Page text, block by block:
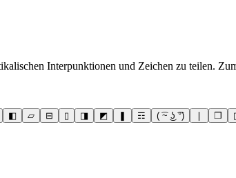
Interpunktionen und Zeichen zu teilen.
◧ ▱ ⊟ ▯ ◨ ◩ ❚ ☶ ( ͡~ ͜ʖ ͡°) ❘ ❒